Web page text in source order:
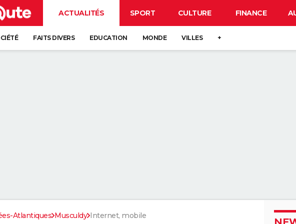
ACTUALITÉS SPORT CULTURE FINANCE
FAITS DIVERS EDUCATION MONDE VILLES +
Atlantiques Musculdy Internet, mobile